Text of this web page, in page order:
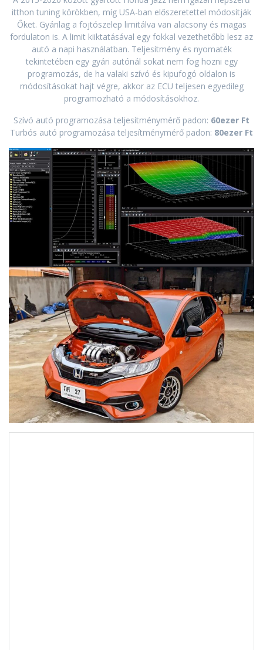
itthon tuning körökben, míg USA-ban előszeretettel módosítják
Őket. Gyárilag a fojtószelep limitálva van alacsony és magas
fordulaton is. A limit kiiktatásával egy fokkal vezethetőbb lesz az
autó a napi használatban. Teljesítmény és nyomaték
tekintetében egy gyári autónál sokat nem fog hozni egy
programozás, de ha valaki szívó és kipufogó oldalon is
módosításokat hajt végre, akkor az ECU teljesen egyedileg
programozható a módosításokhoz.
Szívó autó programozása teljesítménymérő padon: 60ezer Ft
Turbós autó programozása teljesítménymérő padon: 80ezer Ft